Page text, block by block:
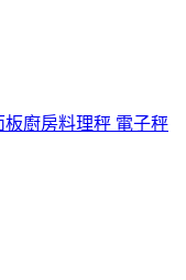
板廚房料理秤 電子秤